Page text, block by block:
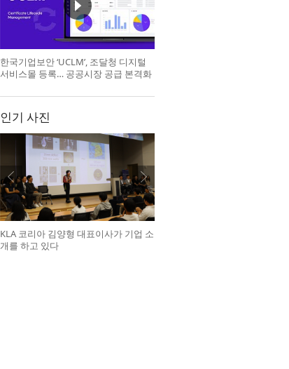
한국기업보안 ‘UCLM’, 조달청 디지털
서비스몰 등록… 공공시장 공급 본격화
인기 사진
KLA 코리아 김양형 대표이사가 기업 소
개를 하고 있다